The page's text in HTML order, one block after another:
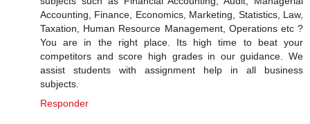
Accounting, Finance, Economics, Marketing, Statistics, Law,
Taxation, Human Resource Management, Operations etc ?
You are in the right place. Its high time to beat your
competitors and score high grades in our guidance. We
assist students with assignment help in all business
subjects.
Responder